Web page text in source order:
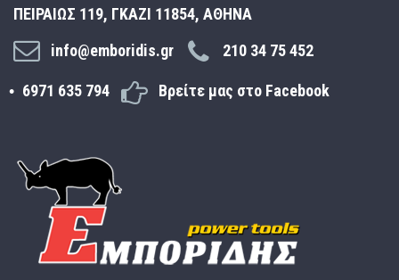
ΠΕΙΡΑΙΩΣ 119, ΓΚΑΖΙ 11854, ΑΘΗΝΑ
info@emboridis.gr
210 34 75 452
6971 635 794 Βρείτε μας στο Facebook